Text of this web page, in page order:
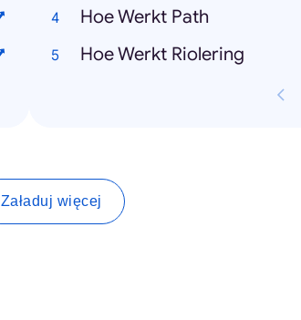
Hoe Werkt Path
Hoe Werkt Riolering
Załaduj więcej